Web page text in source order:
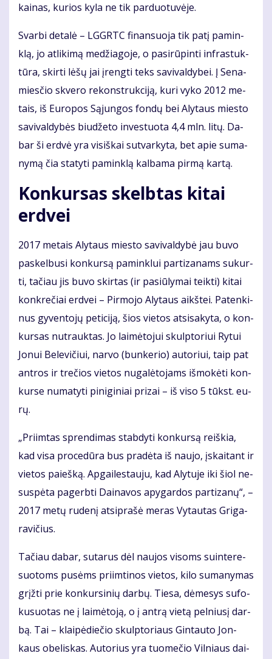
kai­nas, ku­rios ky­la ne tik par­duo­tu­vė­je.
Svar­bi de­ta­lė – LGGRTC fi­nan­suo­ja tik pa­tį pa­min­
klą, jo at­li­ki­mą me­džia­go­je, o pa­si­rū­pin­ti in­fra­stuk­
tū­ra, skir­ti lė­šų jai įreng­ti teks sa­vi­val­dy­bei. Į Se­na­
mies­čio skve­ro re­konst­ruk­ci­ją, ku­ri vy­ko 2012 me­
tais, iš Eu­ro­pos Są­jun­gos fon­dų bei Aly­taus mies­to
sa­vi­val­dy­bės biu­dže­to in­ves­tuo­ta 4,4 mln. li­tų. Da­
bar ši erd­vė yra vi­siš­kai su­tvar­ky­ta, bet apie su­ma­
ny­mą čia sta­ty­ti pa­min­klą kal­ba­ma pir­mą kar­tą.
Kon­kur­sas skelb­tas ki­tai
erd­vei
2017 me­tais Aly­taus mies­to sa­vi­val­dy­bė jau bu­vo
pa­skel­bu­si kon­kur­są pa­min­klui par­ti­za­nams su­kur­
ti, ta­čiau jis bu­vo skir­tas (ir pa­siū­ly­mai teik­ti) ki­tai
kon­kre­čiai erd­vei – Pir­mo­jo Aly­taus aikš­tei. Pa­ten­ki­
nus gy­ven­to­jų pe­ti­ci­ją, šios vie­tos at­si­sa­ky­ta, o kon­
kur­sas nu­trauk­tas. Jo lai­mė­to­jui skulp­to­riui Ry­tui
Jo­nui Be­le­vi­čiui, nar­vo (bun­ke­rio) au­to­riui, taip pat
ant­ros ir tre­čios vie­tos nu­ga­lė­to­jams iš­mo­kė­ti kon­
kur­se nu­ma­ty­ti pi­ni­gi­niai pri­zai – iš vi­so 5 tūkst. eu­
rų.
„Pri­im­tas spren­di­mas stab­dy­ti kon­kur­są reiš­kia,
kad vi­sa pro­ce­dū­ra bus pra­dė­ta iš nau­jo, įskai­tant ir
vie­tos pa­ieš­ką. Ap­gai­les­tau­ju, kad Aly­tu­je iki šiol ne­
su­spė­ta pa­gerb­ti Dai­na­vos apy­gar­dos par­ti­za­nų“, –
2017 me­tų ru­de­nį at­si­pra­šė me­ras Vy­tau­tas Gri­ga­
ra­vi­čius.
Ta­čiau da­bar, su­ta­rus dėl nau­jos vi­soms su­in­te­re­
suo­toms pu­sėms pri­im­ti­nos vie­tos, ki­lo su­ma­ny­mas
grįž­ti prie kon­kur­si­nių dar­bų. Tie­sa, dė­me­sys su­fo­
ku­suo­tas ne į lai­mė­to­ją, o į an­trą vie­tą pel­niu­sį dar­
bą. Tai – klai­pė­die­čio skulp­to­riaus Gin­tau­to Jon­
kaus obe­lis­kas. Au­to­rius yra tuo­me­čio Vil­niaus dai­